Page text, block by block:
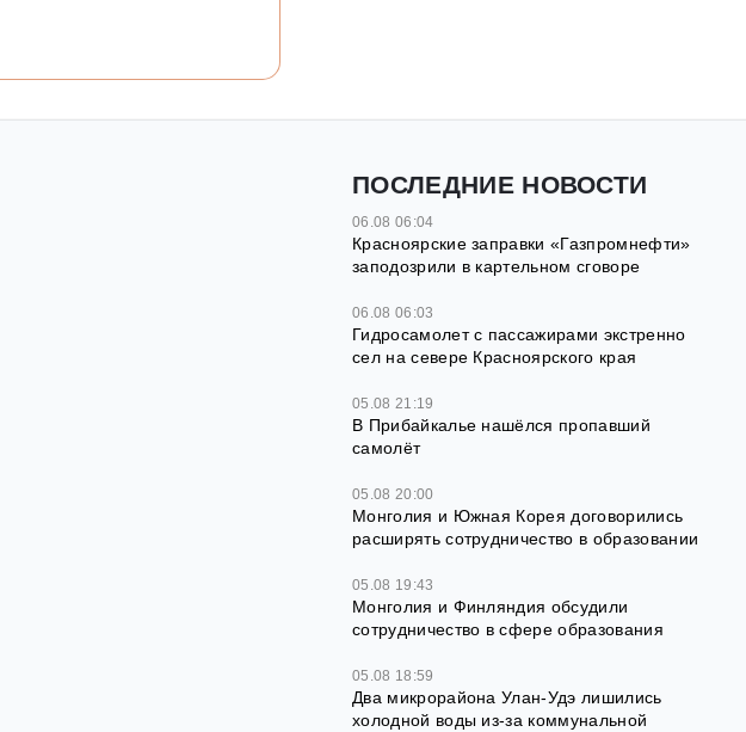
ПОСЛЕДНИЕ НОВОСТИ
06.08 06:04
Красноярские заправки «Газпромнефти»
заподозрили в картельном сговоре
06.08 06:03
Гидросамолет с пассажирами экстренно
сел на севере Красноярского края
05.08 21:19
В Прибайкалье нашёлся пропавший
самолёт
05.08 20:00
Монголия и Южная Корея договорились
расширять сотрудничество в образовании
05.08 19:43
Монголия и Финляндия обсудили
сотрудничество в сфере образования
05.08 18:59
Два микрорайона Улан-Удэ лишились
холодной воды из-за коммунальной